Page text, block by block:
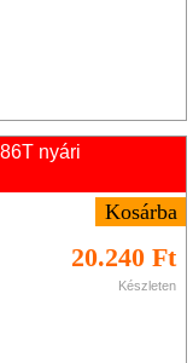
nyári
20.240 Ft
Készleten